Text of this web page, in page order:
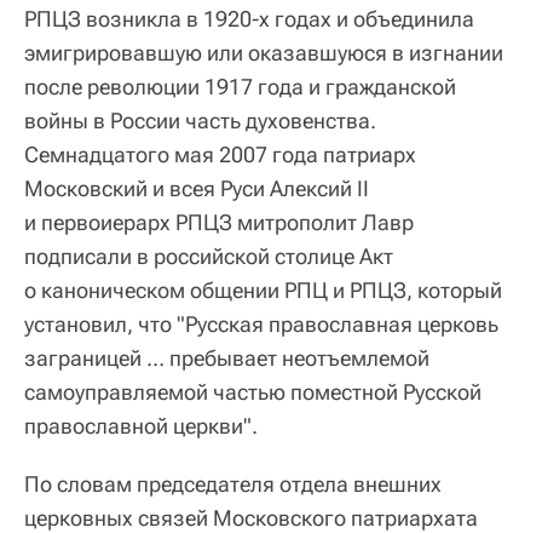
РПЦЗ возникла в 1920-х годах и объединила
эмигрировавшую или оказавшуюся в изгнании
после революции 1917 года и гражданской
войны в России часть духовенства.
Семнадцатого мая 2007 года патриарх
Московский и всея Руси Алексий II
и первоиерарх РПЦЗ митрополит Лавр
подписали в российской столице Акт
о каноническом общении РПЦ и РПЦЗ, который
установил, что "Русская православная церковь
заграницей … пребывает неотъемлемой
самоуправляемой частью поместной Русской
православной церкви".
По словам председателя отдела внешних
церковных связей Московского патриархата